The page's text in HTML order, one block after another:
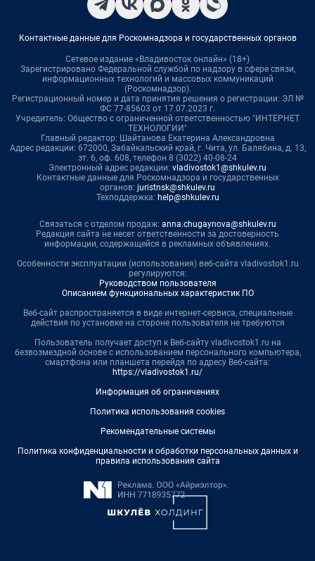
Контактные данные для Роскомнадзора и государственных органов
Сетевое издание «Владивосток онлайн» (18+)
Зарегистрировано Федеральной службой по надзору в сфере связи,
информационных технологий и массовых коммуникаций
(Роскомнадзор).
Регистрационный номер и дата принятия решения о регистрации: ЭЛ №
ФС 77-85603 от 17.07.2023 г.
Учредитель: Общество с ограниченной ответственностью "ИНТЕРНЕТ
ТЕХНОЛОГИИ"
Главный редактор: Шайтанова Екатерина Александровна
Адрес редакции: 672000, Забайкальский край, г. Чита, ул. Балябина, д. 13,
эт. 6, оф. 608, телефон 8 (3022) 40-08-24
Электронный адрес редакции: vladivostok1@shkulev.ru
Контактные данные для Роскомнадзора и государственных
органов: juristnsk@shkulev.ru
Техподдержка: help@shkulev.ru
Связаться с отделом продаж: anna.chugaynova@shkulev.ru
Редакция сайта не несет ответственности за достоверность
информации, содержащейся в рекламных объявлениях.
Особенности эксплуатации (использования) веб-сайта vladivostok1.ru
регулируются:
Руководством пользователя
Описанием функциональных характеристик ПО
Веб-сайт распространяется в виде интернет-сервиса, специальные
действия по установке на стороне пользователя не требуются
Пользователь получает доступ к Веб-сайту vladivostok1.ru на
безвозмездной основе с использованием персонального компьютера,
смартфона или планшета перейдя по адресу Веб-сайта:
https://vladivostok1.ru/
Информация об ограничениях
Политика использования cookies
Рекомендательные системы
Политика конфиденциальности и обработки персональных данных и
правила использования сайта